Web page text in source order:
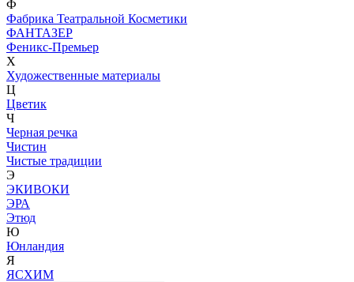
Ф
Фабрика Театральной Косметики
ФАНТАЗЕР
Феникс-Премьер
Х
Художественные материалы
Ц
Цветик
Ч
Черная речка
Чистин
Чистые традиции
Э
ЭКИВОКИ
ЭРА
Этюд
Ю
Юнландия
Я
ЯСХИМ